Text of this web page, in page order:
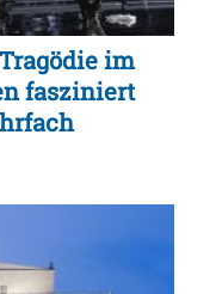
im
fasziniert